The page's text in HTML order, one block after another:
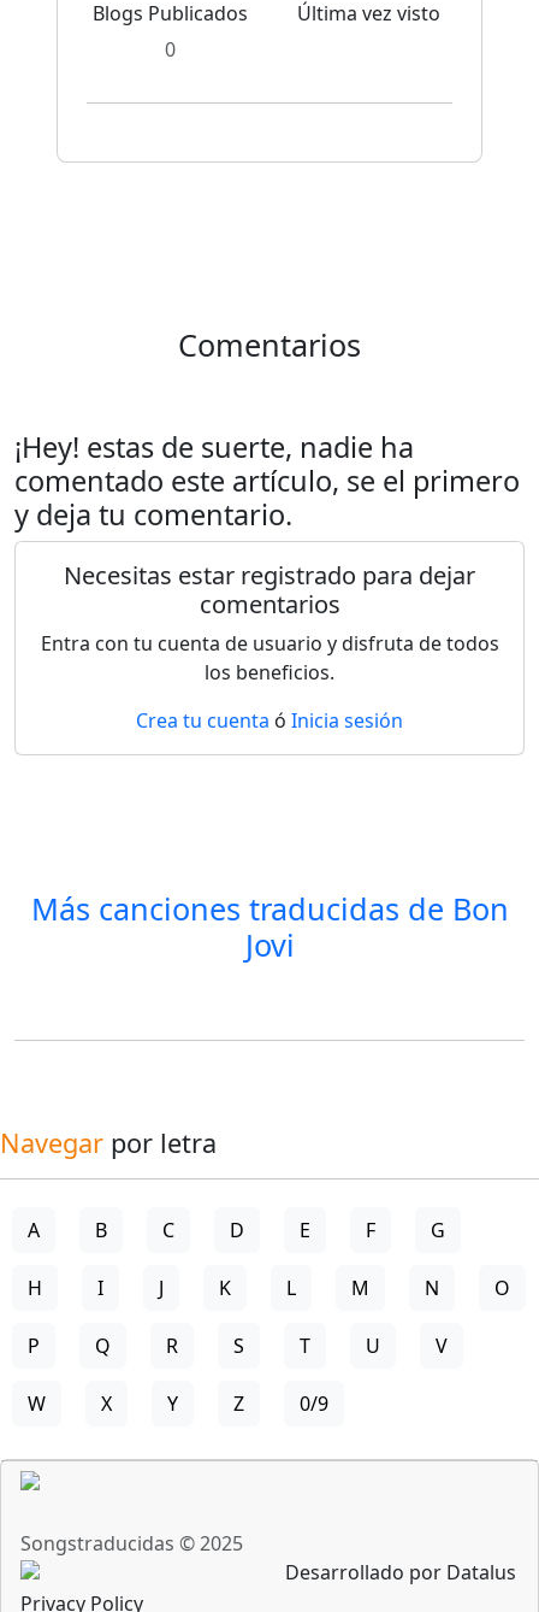
Blogs Publicados
0
Última vez visto
Comentarios
¡Hey! estas de suerte, nadie ha
comentado este artículo, se el primero
y deja tu comentario.
Necesitas estar registrado para dejar
comentarios
Entra con tu cuenta de usuario y disfruta de todos
los beneficios.
Crea tu cuenta ó Inicia sesión
Más canciones traducidas de Bon
Jovi
Navegar por letra
A B C D E F G
H I J K L M N O
P Q R S T U V
W X Y Z 0/9
Songstraducidas © 2025
Desarrollado por Datalus
Privacy Policy